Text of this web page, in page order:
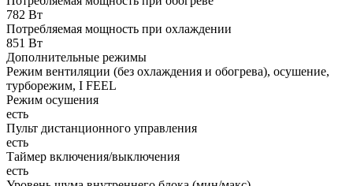
782 Вт
Потребляемая мощность при охлаждении
851 Вт
Дополнительные режимы
Режим вентиляции (без охлаждения и обогрева), осушение,
турборежим, I FEEL
Режим осушения
есть
Пульт дистанционного управления
есть
Таймер включения/выключения
есть